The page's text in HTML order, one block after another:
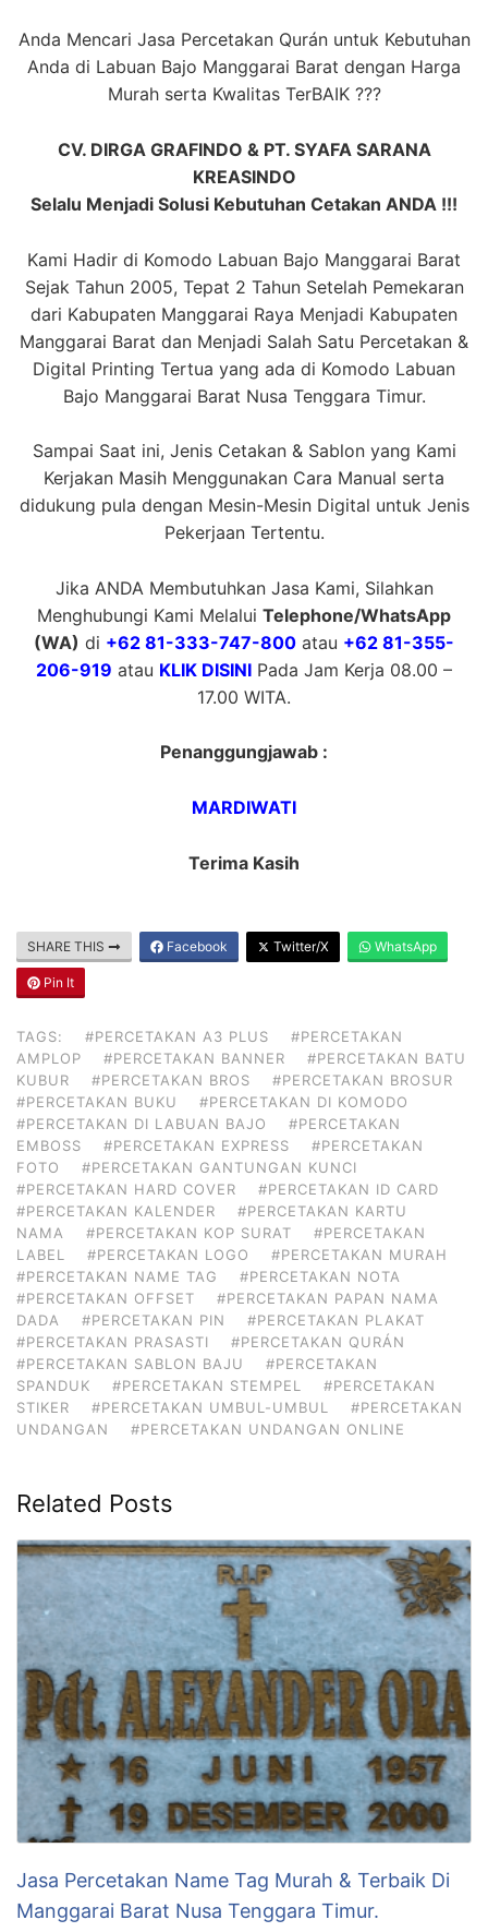
Anda Mencari Jasa Percetakan Qurán untuk Kebutuhan
Anda di Labuan Bajo Manggarai Barat dengan Harga
Murah serta Kwalitas TerBAIK ???
CV. DIRGA GRAFINDO & PT. SYAFA SARANA
KREASINDO
Selalu Menjadi Solusi Kebutuhan Cetakan ANDA !!!
Kami Hadir di Komodo Labuan Bajo Manggarai Barat
Sejak Tahun 2005, Tepat 2 Tahun Setelah Pemekaran
dari Kabupaten Manggarai Raya Menjadi Kabupaten
Manggarai Barat dan Menjadi Salah Satu Percetakan &
Digital Printing Tertua yang ada di Komodo Labuan
Bajo Manggarai Barat Nusa Tenggara Timur.
Sampai Saat ini, Jenis Cetakan & Sablon yang Kami
Kerjakan Masih Menggunakan Cara Manual serta
didukung pula dengan Mesin-Mesin Digital untuk Jenis
Pekerjaan Tertentu.
Jika ANDA Membutuhkan Jasa Kami, Silahkan
Menghubungi Kami Melalui Telephone/WhatsApp
(WA) di +62 81-333-747-800 atau +62 81-355-
206-919 atau KLIK DISINI Pada Jam Kerja 08.00 –
17.00 WITA.
Penanggungjawab :
MARDIWATI
Terima Kasih
SHARE THIS Facebook Twitter/X WhatsApp
Pin It
TAGS: #PERCETAKAN A3 PLUS
#PERCETAKAN
AMPLOP
#PERCETAKAN BANNER
#PERCETAKAN BATU
KUBUR
#PERCETAKAN BROS
#PERCETAKAN BROSUR
#PERCETAKAN BUKU
#PERCETAKAN DI KOMODO
#PERCETAKAN DI LABUAN BAJO
#PERCETAKAN
EMBOSS
#PERCETAKAN EXPRESS
#PERCETAKAN
FOTO
#PERCETAKAN GANTUNGAN KUNCI
#PERCETAKAN HARD COVER
#PERCETAKAN ID CARD
#PERCETAKAN KALENDER
#PERCETAKAN KARTU
NAMA
#PERCETAKAN KOP SURAT
#PERCETAKAN
LABEL
#PERCETAKAN LOGO
#PERCETAKAN MURAH
#PERCETAKAN NAME TAG
#PERCETAKAN NOTA
#PERCETAKAN OFFSET
#PERCETAKAN PAPAN NAMA
DADA
#PERCETAKAN PIN
#PERCETAKAN PLAKAT
#PERCETAKAN PRASASTI
#PERCETAKAN QURÁN
#PERCETAKAN SABLON BAJU
#PERCETAKAN
SPANDUK
#PERCETAKAN STEMPEL
#PERCETAKAN
STIKER
#PERCETAKAN UMBUL-UMBUL
#PERCETAKAN
UNDANGAN
#PERCETAKAN UNDANGAN ONLINE
Related Posts
Jasa Percetakan Name Tag Murah & Terbaik Di
Manggarai Barat Nusa Tenggara Timur.